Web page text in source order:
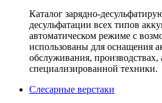
Каталог зарядно-
десульфатации всех типов
автоматическом режиме с
использованы для оснащения
обслуживания,
специализированной техники.
Слесарные верстаки